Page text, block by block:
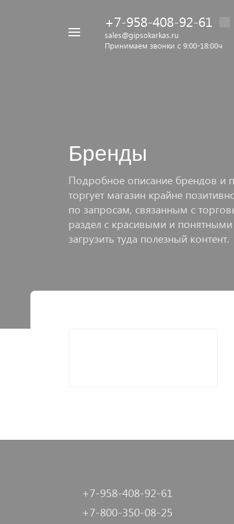
+7-958-408-92-61
sales@gipsokarkas.ru
Принимаем звонки с 9:00-18:00ч
Бренды
Подробное описание брендов и
торгует магазин крайне
по запросам, связанным с
раздел с красивыми и
загрузить туда полезный контент.
+7-958-408-92-61
+7-800-350-08-25